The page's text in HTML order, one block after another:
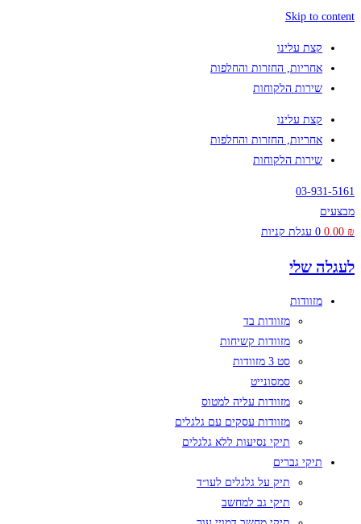
Skip to content
קצת עלינו
אחריות, החזרות והחלפות
שירות הלקוחות
קצת עלינו
אחריות, החזרות והחלפות
שירות הלקוחות
03-931-5161
מבצעים
0.00 ₪
0 עגלת קניות
לעגלה שלי
מזוודות
מזוודות בד
מזוודות קשיחות
סט 3 מזוודות
סמסונייט
מזוודות עליה למטוס
מזוודות עסקים עם גלגלים
תיקי נסיעות ללא גלגלים
תיקי גברים
תיק על גלגלים לעו״ד
תיקי גב למחשב